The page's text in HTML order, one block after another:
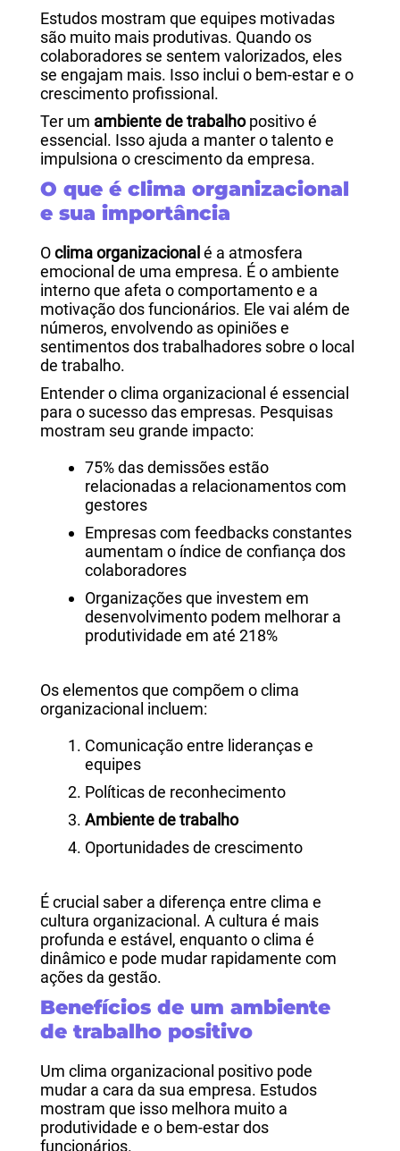
Estudos mostram que equipes motivadas
são muito mais produtivas. Quando os
colaboradores se sentem valorizados, eles
se engajam mais. Isso inclui o bem-estar e o
crescimento profissional.
Ter um ambiente de trabalhopositivo é
essencial. Isso ajuda a manter o talento e
impulsiona o crescimento da empresa.
O que é clima organizacional
e sua importância
Oclima organizacionalé a atmosfera
emocional de uma empresa. É o ambiente
interno que afeta o comportamento e a
motivação dos funcionários. Ele vai além de
números, envolvendo as opiniões e
sentimentos dos trabalhadores sobre o local
de trabalho.
Entender o clima organizacional é essencial
para o sucesso das empresas. Pesquisas
mostram seu grande impacto:
75% das demissões estão
relacionadas a relacionamentos com
gestores
Empresas com feedbacks constantes
aumentam o índice de confiança dos
colaboradores
Organizações que investem em
desenvolvimento podem melhorar a
produtividade em até 218%
Os elementos que compõem o clima
organizacional incluem:
Comunicação entre lideranças e
equipes
Políticas de reconhecimento
Ambiente de trabalho
Oportunidades de crescimento
É crucial saber a diferença entre clima e
cultura organizacional. A cultura é mais
profunda e estável, enquanto o clima é
dinâmico e pode mudar rapidamente com
ações da gestão.
Benefícios de um ambiente
de trabalho positivo
Um clima organizacional positivo pode
mudar a cara da sua empresa. Estudos
mostram que isso melhora muito a
produtividade e o bem-estar dos
funcionários.